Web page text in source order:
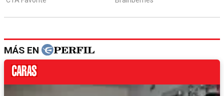
MÁS EN